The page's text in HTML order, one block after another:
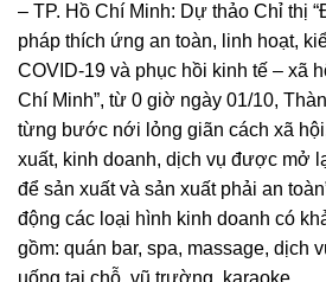
– TP. Hồ Chí Minh: Dự thảo Chỉ thị
pháp thích ứng an toàn, linh hoạt,
COVID-19 và phục hồi kinh tế – xã
Chí Minh”, từ 0 giờ ngày 01/10,
từng bước nới lỏng giãn cách xã
xuất, kinh doanh, dịch vụ được mở
để sản xuất và sản xuất phải an
động các loại hình kinh doanh có
gồm: quán bar, spa, massage, dịch
uống tại chỗ, vũ trường, karaoke…